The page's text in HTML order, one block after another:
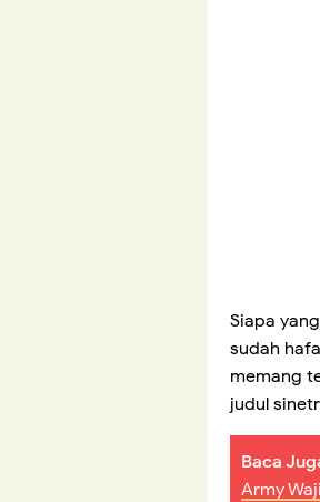
Siapa
sudah
memang
judul
Baca
Army